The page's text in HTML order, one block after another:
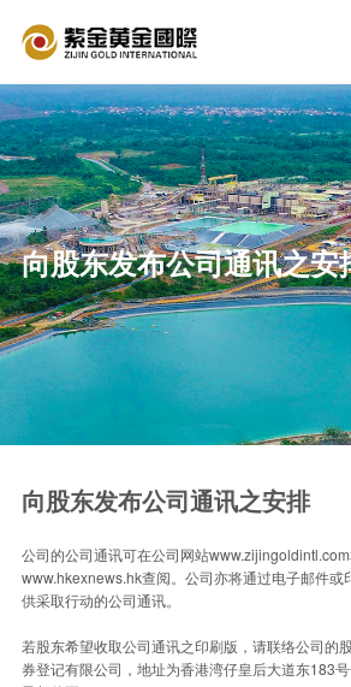
向股东发布公司通讯之安
向股东发布公司通讯之安排
公司的公司通讯可在公司网站
www.hkexnews.hk查阅。公司亦将通过电子邮件或
供采取行动的公司通讯。
若股东希望收取公司通讯之印刷版，请联络公司的
券登记有限公司，地址为香港湾仔皇后大道东183